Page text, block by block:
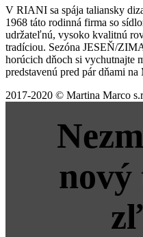
V RIANI sa spája taliansky
1968 táto rodinná firma so
udržateľnú, vysoko kvalitnú
tradíciou. Sezóna JESEŇ/
horúcich dňoch si vychutnajte
predstavenú pred pár dňami
2017-2020 © Martina Marco
nový